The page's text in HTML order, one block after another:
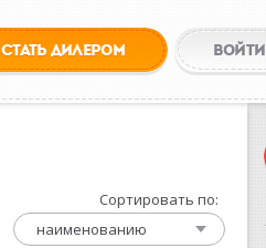
СТАТЬ ДИЛЕРОМ ВОЙТИ
Сортировать по:
наименованию